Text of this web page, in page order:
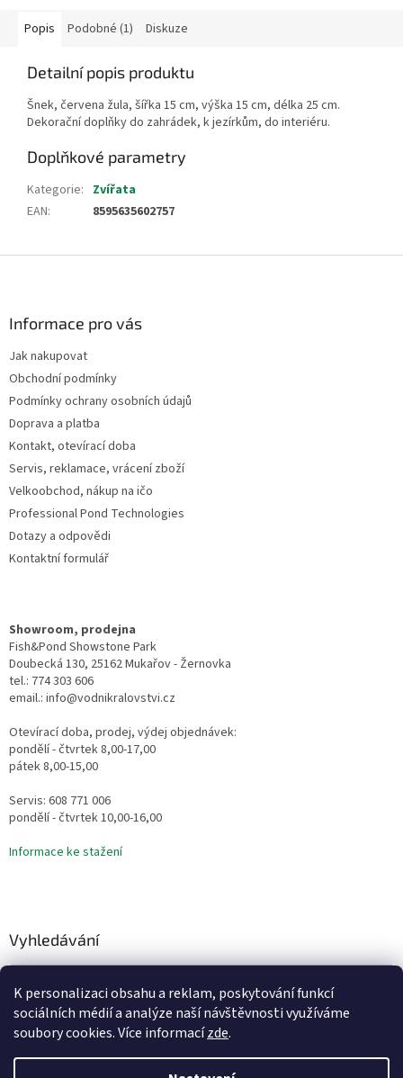
K personalizaci obsahu a reklam, poskytování funkcí
sociálních médií a analýze naší návštěvnosti využíváme
soubory cookies. Více informacízde.
Popis Podobné (1) Diskuze
Detailní popis produktu
Šnek, červena žula, šířka 15 cm, výška 15 cm, délka 25 cm.
Dekorační doplňky do zahrádek, k jezírkům, do interiéru.
Doplňkové parametry
Kategorie: Zvířata
EAN: 8595635602757
Informace pro vás
Jak nakupovat
Obchodní podmínky
Podmínky ochrany osobních údajů
Doprava a platba
Kontakt, otevírací doba
Servis, reklamace, vrácení zboží
Velkoobchod, nákup na ičo
Professional Pond Technologies
Dotazy a odpovědi
Kontaktní formulář
Showroom, prodejna
Fish&Pond Showstone Park
Doubecká 130, 25162 Mukařov - Žernovka
tel.: 774 303 606
email.: info@vodnikralovstvi.cz
Otevírací doba, prodej, výdej objednávek:
pondělí - čtvrtek 8,00-17,00
pátek 8,00-15,00
Servis: 608 771 006
pondělí - čtvrtek 10,00-16,00
Informace ke stažení
Vyhledávání
HLEDAT